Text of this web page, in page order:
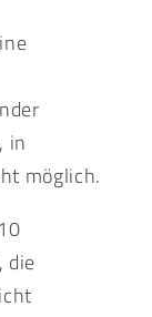
in
möglich.
die